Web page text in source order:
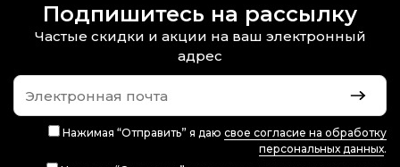
Подпишитесь на рассылку
Частые скидки и акции на ваш электронный
адрес
Нажимая “Отправить” я даю свое согласие на обработку
персональных данных.